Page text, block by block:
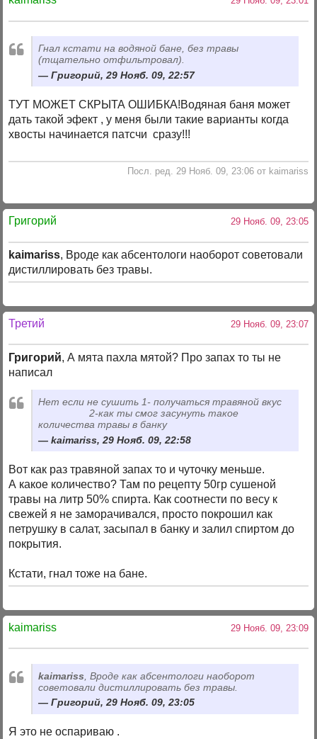
Гнал кстати на водяной бане, без травы
(тщательно отфильтровал).
Григорий, 29 Нояб. 09, 22:57
ТУТ МОЖЕТ СКРЫТА ОШИБКА!Водяная баня может
дать такой эфект , у меня были такие варианты когда
хвосты начинается патсчи сразу!!!
Посл. ред. 29 Нояб. 09, 23:06 от kaimariss
Григорий 29 Нояб. 09, 23:05
kaimariss, Вроде как абсентологи наоборот советовали
дистиллировать без травы.
Третий 29 Нояб. 09, 23:07
Григорий, А мята пахла мятой? Про запах то ты не
написал
Нет если не сушить 1- получаться травяной вкус
2-как ты смог засунуть такое
количества травы в банку
kaimariss, 29 Нояб. 09, 22:58
Вот как раз травяной запах то и чуточку меньше.
А какое количество? Там по рецепту 50гр сушеной
травы на литр 50% спирта. Как соотнести по весу к
свежей я не заморачивался, просто покрошил как
петрушку в салат, засыпал в банку и залил спиртом до
покрытия.
Кстати, гнал тоже на бане.
kaimariss 29 Нояб. 09, 23:09
kaimariss , Вроде как абсентологи наоборот
советовали дистиллировать без травы.
Григорий, 29 Нояб. 09, 23:05
Я это не оспариваю .